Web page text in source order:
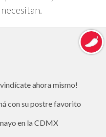
ahora mismo!
con su postre favorito
en la CDMX